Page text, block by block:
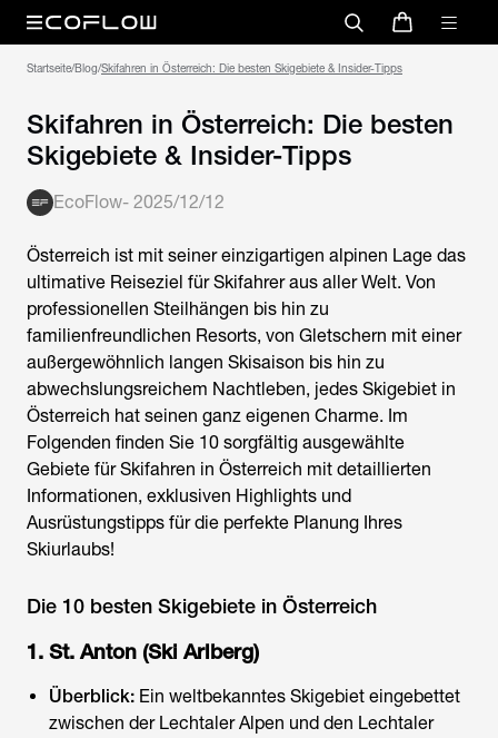
Startseite/Blog/Skifahren in Österreich: Die besten Skigebiete & Insider-Tipps
Skifahren in Österreich: Die besten
Skigebiete & Insider-Tipps
EcoFlow- 2025/12/12
Österreich ist mit seiner einzigartigen alpinen Lage das
ultimative Reiseziel für Skifahrer aus aller Welt. Von
professionellen Steilhängen bis hin zu
familienfreundlichen Resorts, von Gletschern mit einer
außergewöhnlich langen Skisaison bis hin zu
abwechslungsreichem Nachtleben, jedes Skigebiet in
Österreich hat seinen ganz eigenen Charme. Im
Folgenden finden Sie 10 sorgfältig ausgewählte
Gebiete fürSkifahren in Österreich mit detaillierten
Informationen, exklusiven Highlights und
Ausrüstungstipps für die perfekte Planung Ihres
Skiurlaubs!
Die 10 besten Skigebiete in Österreich
1. St. Anton (Ski Arlberg)
Überblick: Ein weltbekanntes Skigebiet eingebettet
zwischen der Lechtaler Alpen und den Lechtaler